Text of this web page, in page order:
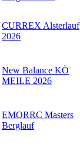
CURREX Alsterlauf
2026
New Balance KÖ
MEILE 2026
EMORRC Masters
Berglauf